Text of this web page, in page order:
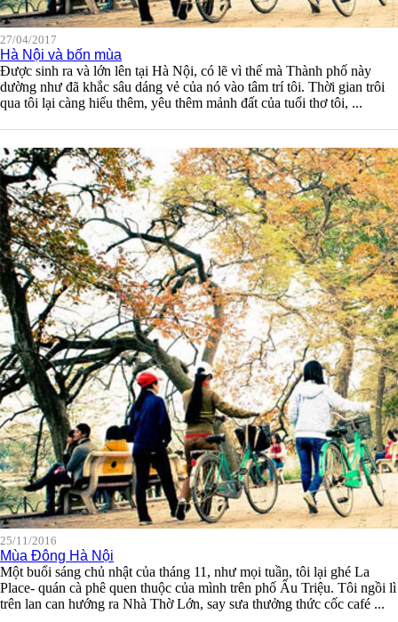
27/04/2017
Hà Nội và bốn mùa
Được sinh ra và lớn lên tại Hà Nội, có lẽ vì thế mà Thành phố này
dường như đã khắc sâu dáng vẻ của nó vào tâm trí tôi. Thời gian trôi
qua tôi lại càng hiểu thêm, yêu thêm mảnh đất của tuổi thơ tôi, ...
25/11/2016
Mùa Đông Hà Nội
Một buổi sáng chủ nhật của tháng 11, như mọi tuần, tôi lại ghé La
Place- quán cà phê quen thuộc của mình trên phố Ấu Triệu. Tôi ngồi lì
trên lan can hướng ra Nhà Thờ Lớn, say sưa thưởng thức cốc café ...